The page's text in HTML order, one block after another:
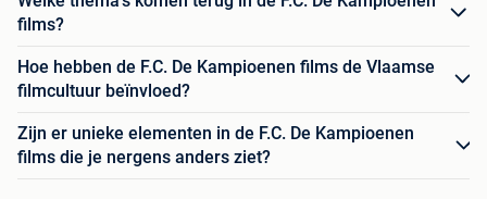
films?
Hoe hebben de F.C. De Kampioenen films de Vlaamse
filmcultuur beïnvloed?
Zijn er unieke elementen in de F.C. De Kampioenen
films die je nergens anders ziet?